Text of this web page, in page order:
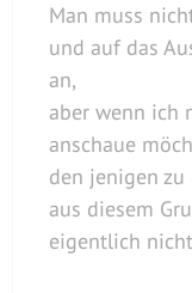
Man muss
und auf das
an,
aber wenn ich
anschaue
den jenigen zu
aus diesem
eigentlich